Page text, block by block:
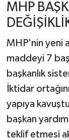
MHP
MHP'nin yeni
maddeyi 7
başkanlık
İktidar
yapıya
başkan
teklif etmesi